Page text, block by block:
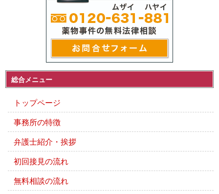
総合メニュー
トップページ
事務所の特徴
弁護士紹介・挨拶
初回接見の流れ
無料相談の流れ